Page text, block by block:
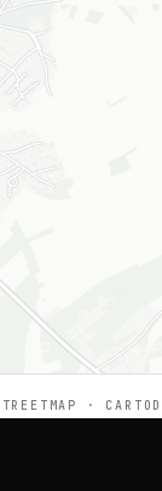
·